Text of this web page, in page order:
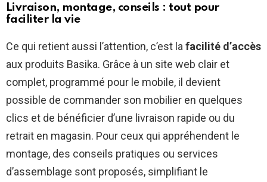
Livraison, montage, conseils : tout pour
faciliter la vie
Ce qui retient aussi l’attention, c’est la facilité d’accès
aux produits Basika. Grâce à un site web clair et
complet, programmé pour le mobile, il devient
possible de commander son mobilier en quelques
clics et de bénéficier d’une livraison rapide ou du
retrait en magasin. Pour ceux qui appréhendent le
montage, des conseils pratiques ou services
d’assemblage sont proposés, simplifiant le